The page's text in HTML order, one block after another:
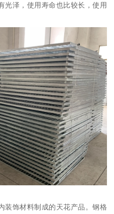
光泽，使用寿命也比较长，使用
装饰材料制成的天花产品。钢格